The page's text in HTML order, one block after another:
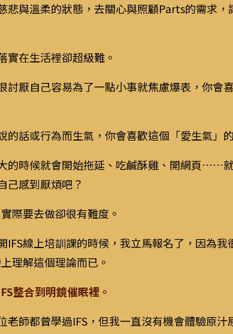
悲與溫柔的狀態，去關心與照顧Parts的需求，
實在生活裡卻超級難。
討厭自己容易為了一點小事就焦慮爆表，你會
的話或行為而生氣，你會喜歡這個「愛生氣」
的時候就會開始拖延、吃鹹酥雞、開網頁……
己感到厭煩吧？
際要去做卻很有難度。
IFS線上培訓課的時候，我立馬報名了，因為
理解這個理論而已。
整合到明鏡催眠裡。
老師都曾學過IFS，但我一直沒有機會體驗原汁